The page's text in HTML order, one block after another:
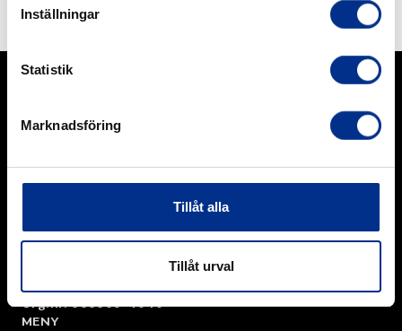
Inställningar
Statistik
Marknadsföring
Tillåt alla
Tillåt urval
Vi kan gummi.
Vi tillför värde genom vår spetskompetens inom polymera
beläggningar för slitage- och korrosionsskydd, samt genom
Org.nr: 556369-4040
MENY